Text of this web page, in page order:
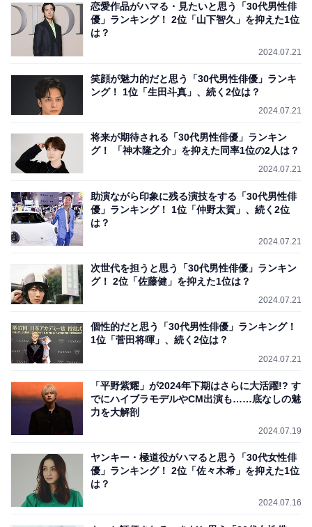
恋愛作品がハマる・見たいと思う「30代男性俳
優」ランキング！ 2位「山下智久」を抑えた1位
は？
2024.07.21
笑顔が魅力的だと思う「30代男性俳優」ランキ
ング！ 1位「生田斗真」、続く2位は？
2024.07.21
将来が期待される「30代男性俳優」ランキン
グ！ 「神木隆之介」を抑えた同率1位の2人は？
2024.07.21
助演ながら印象に残る演技をする「30代男性俳
優」ランキング！ 1位「仲野太賀」、続く2位
は？
2024.07.21
次世代を担うと思う「30代男性俳優」ランキン
グ！ 2位「佐藤健」を抑えた1位は？
2024.07.21
個性的だと思う「30代男性俳優」ランキング！
1位「菅田将暉」、続く2位は？
2024.07.21
「平野紫耀」が2024年下期はさらに大活躍!? す
でにハイブラモデルやCM出演も……底なしの魅
力を大解剖
2024.07.19
ヤンキー・極道役がハマると思う「30代女性俳
優」ランキング！ 2位「佐々木希」を抑えた1位
は？
2024.07.16